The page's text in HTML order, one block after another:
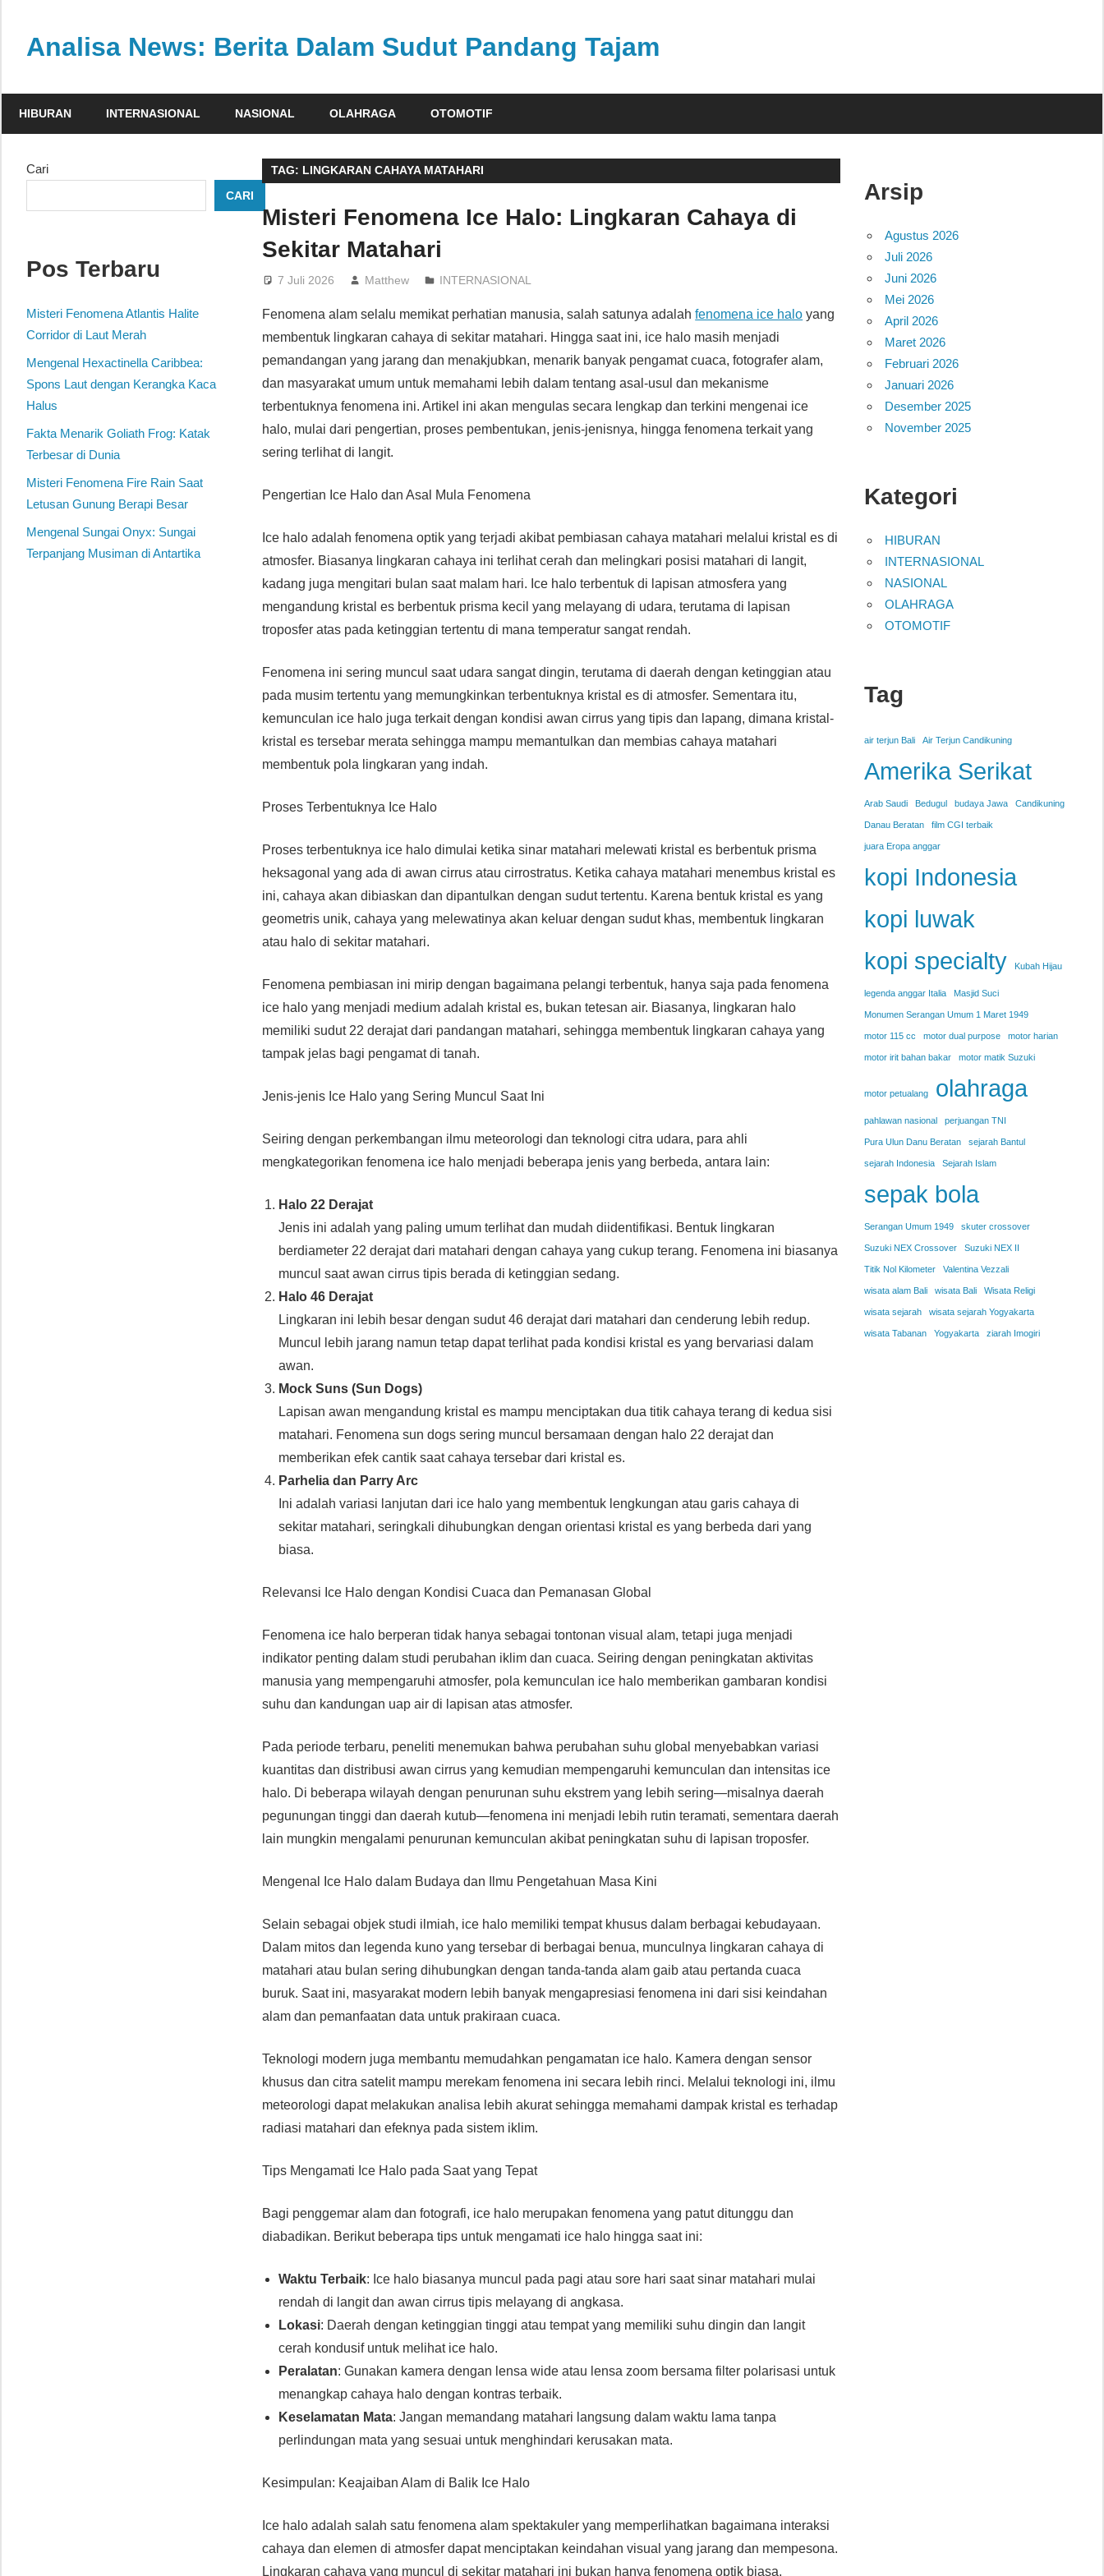
contentAnalisa News: Berita Dalam Sudut Pandang Tajam
dan
dari
politik,
HIBURAN INTERNASIONAL NASIONAL OLAHRAGA OTOMOTIF
TAG: LINGKARAN CAHAYA MATAHARI
Misteri Fenomena Ice Halo: Lingkaran Cahaya di
Sekitar Matahari
7 Juli 2026 Matthew INTERNASIONAL
Fenomena alam selalu memikat perhatian manusia, salah satunya adalahfenomena ice halo yang
membentuk lingkaran cahaya di sekitar matahari. Hingga saat ini, ice halo masih menjadi
pemandangan yang jarang dan menakjubkan, menarik banyak pengamat cuaca, fotografer alam,
dan masyarakat umum untuk memahami lebih dalam tentang asal-usul dan mekanisme
terbentuknya fenomena ini. Artikel ini akan mengulas secara lengkap dan terkini mengenai ice
halo, mulai dari pengertian, proses pembentukan, jenis-jenisnya, hingga fenomena terkait yang
sering terlihat di langit.
Pengertian Ice Halo dan Asal Mula Fenomena
Ice halo adalah fenomena optik yang terjadi akibat pembiasan cahaya matahari melalui kristal es di
atmosfer. Biasanya lingkaran cahaya ini terlihat cerah dan melingkari posisi matahari di langit,
kadang juga mengitari bulan saat malam hari. Ice halo terbentuk di lapisan atmosfera yang
mengandung kristal es berbentuk prisma kecil yang melayang di udara, terutama di lapisan
troposfer atas pada ketinggian tertentu di mana temperatur sangat rendah.
Fenomena ini sering muncul saat udara sangat dingin, terutama di daerah dengan ketinggian atau
pada musim tertentu yang memungkinkan terbentuknya kristal es di atmosfer. Sementara itu,
kemunculan ice halo juga terkait dengan kondisi awan cirrus yang tipis dan lapang, dimana kristal-
kristal es tersebar merata sehingga mampu memantulkan dan membias cahaya matahari
membentuk pola lingkaran yang indah.
Proses Terbentuknya Ice Halo
Proses terbentuknya ice halo dimulai ketika sinar matahari melewati kristal es berbentuk prisma
heksagonal yang ada di awan cirrus atau cirrostratus. Ketika cahaya matahari menembus kristal es
ini, cahaya akan dibiaskan dan dipantulkan dengan sudut tertentu. Karena bentuk kristal es yang
geometris unik, cahaya yang melewatinya akan keluar dengan sudut khas, membentuk lingkaran
atau halo di sekitar matahari.
Fenomena pembiasan ini mirip dengan bagaimana pelangi terbentuk, hanya saja pada fenomena
ice halo yang menjadi medium adalah kristal es, bukan tetesan air. Biasanya, lingkaran halo
memiliki sudut 22 derajat dari pandangan matahari, sehingga membentuk lingkaran cahaya yang
tampak jelas bagi pengamat di tanah.
Jenis-jenis Ice Halo yang Sering Muncul Saat Ini
Seiring dengan perkembangan ilmu meteorologi dan teknologi citra udara, para ahli
mengkategorikan fenomena ice halo menjadi beberapa jenis yang berbeda, antara lain:
Halo 22 Derajat
Jenis ini adalah yang paling umum terlihat dan mudah diidentifikasi. Bentuk lingkaran
berdiameter 22 derajat dari matahari dengan cahaya yang cukup terang. Fenomena ini biasanya
muncul saat awan cirrus tipis berada di ketinggian sedang.
Halo 46 Derajat
Lingkaran ini lebih besar dengan sudut 46 derajat dari matahari dan cenderung lebih redup.
Muncul lebih jarang namun tetap dapat terlihat pada kondisi kristal es yang bervariasi dalam
awan.
Mock Suns (Sun Dogs)
Lapisan awan mengandung kristal es mampu menciptakan dua titik cahaya terang di kedua sisi
matahari. Fenomena sun dogs sering muncul bersamaan dengan halo 22 derajat dan
memberikan efek cantik saat cahaya tersebar dari kristal es.
Parhelia dan Parry Arc
Ini adalah variasi lanjutan dari ice halo yang membentuk lengkungan atau garis cahaya di
sekitar matahari, seringkali dihubungkan dengan orientasi kristal es yang berbeda dari yang
biasa.
Relevansi Ice Halo dengan Kondisi Cuaca dan Pemanasan Global
Fenomena ice halo berperan tidak hanya sebagai tontonan visual alam, tetapi juga menjadi
indikator penting dalam studi perubahan iklim dan cuaca. Seiring dengan peningkatan aktivitas
manusia yang mempengaruhi atmosfer, pola kemunculan ice halo memberikan gambaran kondisi
suhu dan kandungan uap air di lapisan atas atmosfer.
Pada periode terbaru, peneliti menemukan bahwa perubahan suhu global menyebabkan variasi
kuantitas dan distribusi awan cirrus yang kemudian mempengaruhi kemunculan dan intensitas ice
halo. Di beberapa wilayah dengan penurunan suhu ekstrem yang lebih sering—misalnya daerah
pegunungan tinggi dan daerah kutub—fenomena ini menjadi lebih rutin teramati, sementara daerah
lain mungkin mengalami penurunan kemunculan akibat peningkatan suhu di lapisan troposfer.
Mengenal Ice Halo dalam Budaya dan Ilmu Pengetahuan Masa Kini
Selain sebagai objek studi ilmiah, ice halo memiliki tempat khusus dalam berbagai kebudayaan.
Dalam mitos dan legenda kuno yang tersebar di berbagai benua, munculnya lingkaran cahaya di
matahari atau bulan sering dihubungkan dengan tanda-tanda alam gaib atau pertanda cuaca
buruk. Saat ini, masyarakat modern lebih banyak mengapresiasi fenomena ini dari sisi keindahan
alam dan pemanfaatan data untuk prakiraan cuaca.
Teknologi modern juga membantu memudahkan pengamatan ice halo. Kamera dengan sensor
khusus dan citra satelit mampu merekam fenomena ini secara lebih rinci. Melalui teknologi ini, ilmu
meteorologi dapat melakukan analisa lebih akurat sehingga memahami dampak kristal es terhadap
radiasi matahari dan efeknya pada sistem iklim.
Tips Mengamati Ice Halo pada Saat yang Tepat
Bagi penggemar alam dan fotografi, ice halo merupakan fenomena yang patut ditunggu dan
diabadikan. Berikut beberapa tips untuk mengamati ice halo hingga saat ini:
Waktu Terbaik: Ice halo biasanya muncul pada pagi atau sore hari saat sinar matahari mulai
rendah di langit dan awan cirrus tipis melayang di angkasa.
Lokasi: Daerah dengan ketinggian tinggi atau tempat yang memiliki suhu dingin dan langit
cerah kondusif untuk melihat ice halo.
Peralatan: Gunakan kamera dengan lensa wide atau lensa zoom bersama filter polarisasi untuk
menangkap cahaya halo dengan kontras terbaik.
Keselamatan Mata: Jangan memandang matahari langsung dalam waktu lama tanpa
perlindungan mata yang sesuai untuk menghindari kerusakan mata.
Kesimpulan: Keajaiban Alam di Balik Ice Halo
Ice halo adalah salah satu fenomena alam spektakuler yang memperlihatkan bagaimana interaksi
cahaya dan elemen di atmosfer dapat menciptakan keindahan visual yang jarang dan mempesona.
Lingkaran cahaya yang muncul di sekitar matahari ini bukan hanya fenomena optik biasa,
Cari
CARI
Pos Terbaru
Misteri Fenomena Atlantis Halite
Corridor di Laut Merah
Mengenal Hexactinella Caribbea:
Spons Laut dengan Kerangka Kaca
Halus
Fakta Menarik Goliath Frog: Katak
Terbesar di Dunia
Misteri Fenomena Fire Rain Saat
Letusan Gunung Berapi Besar
Mengenal Sungai Onyx: Sungai
Terpanjang Musiman di Antartika
Arsip
Agustus 2026
Juli 2026
Juni 2026
Mei 2026
April 2026
Maret 2026
Februari 2026
Januari 2026
Desember 2025
November 2025
Kategori
HIBURAN
INTERNASIONAL
NASIONAL
OLAHRAGA
OTOMOTIF
Tag
air terjun Bali Air Terjun Candikuning
Amerika Serikat
Arab Saudi Bedugul budaya Jawa Candikuning
Danau Beratan film CGI terbaik
juara Eropa anggar
kopi Indonesia
kopi luwak
kopi specialty
Kubah Hijau
legenda anggar Italia Masjid Suci
Monumen Serangan Umum 1 Maret 1949
motor 115 cc motor dual purpose motor harian
motor irit bahan bakar motor matik Suzuki
motor petualang olahraga
pahlawan nasional perjuangan TNI
Pura Ulun Danu Beratan sejarah Bantul
sejarah Indonesia Sejarah Islam
sepak bola
Serangan Umum 1949 skuter crossover
Suzuki NEX Crossover Suzuki NEX II
Titik Nol Kilometer Valentina Vezzali
wisata alam Bali wisata Bali Wisata Religi
wisata sejarah wisata sejarah Yogyakarta
wisata Tabanan Yogyakarta ziarah Imogiri